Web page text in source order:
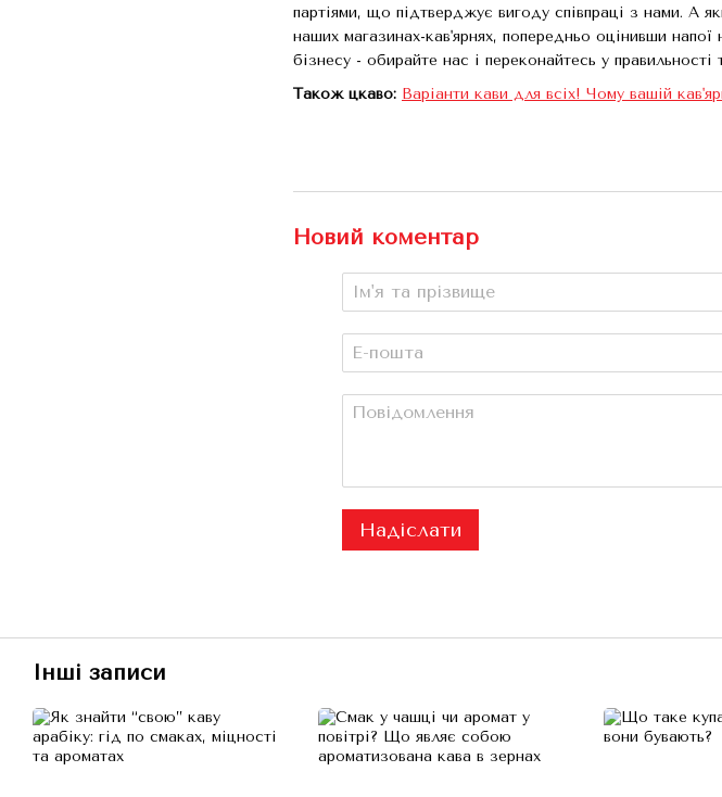
партіями, що підтверджує вигоду співпраці з нами. А
наших магазинах-кав'ярнях, попередньо оцінивши
бізнесу - обирайте нас і переконайтесь у правильності
Також цкаво: Варіанти кави для всіх! Чому вашій
Новий коментар
Надіслати
Інші записи